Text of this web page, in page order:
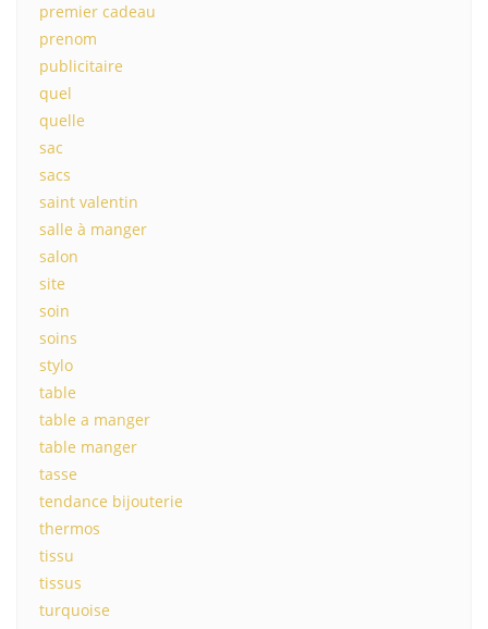
premier cadeau
prenom
publicitaire
quel
quelle
sac
sacs
saint valentin
salle à manger
salon
site
soin
soins
stylo
table
table a manger
table manger
tasse
tendance bijouterie
thermos
tissu
tissus
turquoise